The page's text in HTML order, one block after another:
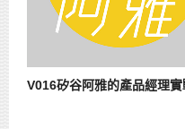
V016矽谷阿雅的產品經理